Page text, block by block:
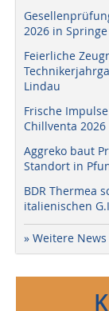
2026 in Springe
Feierliche
Lindau
Frische
Chillventa 2026
Aggreko baut
Standort in
BDR Thermea
italienischen
» Weitere News